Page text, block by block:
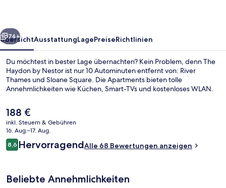
Luxury-Studio | Laptopgeeigneter
Weiter
74+
ÜbersichtAusstattungLagePreiseRichtlinien
Du möchtest in bester Lage übernachten? Kein Problem, denn The
Haydon by Nestor ist nur 10 Autominuten entfernt von: River
Thames und Sloane Square. Die Apartments bieten tolle
Annehmlichkeiten wie Küchen, Smart-TVs und kostenloses WLAN.
Der
aktuelle
Preis
beträgt
188 €.
188 €
inkl. Steuern & Gebühren
16. Aug.–17. Aug.
Bewertungen
8,68,6 von 10.
HervorragendAlle 68 Bewertungen anzeigen
Beliebte Annehmlichkeiten